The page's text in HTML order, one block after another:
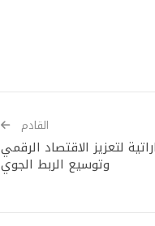
القادم
لتعزيز الاقتصاد الرقمي
وتوسيع الربط الجوي